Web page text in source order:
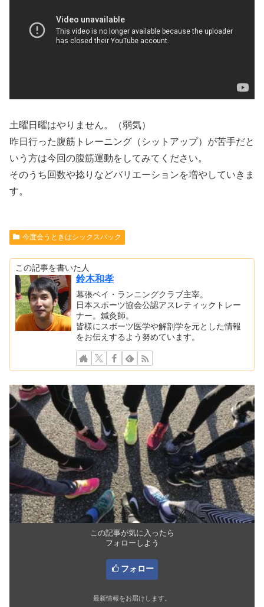
土曜日曜はやりません。（弱気）
昨日行った腹筋トレーニング（シットアップ）が苦手だと
いう方は今回の腹筋運動をしてみてください。
そのうち回数や捻りなどバリエーションを増やしていきま
す。
今度会うときはシックスパック
この記事を書いた人
鈴木和孝
幕張ベイ・ランニングクラブ主宰。
日本スポーツ協会公認アスレティックトレー
ナー。鍼灸師。
皆様にスポーツ医学や解剖学を元とした情報
をお伝えするよう努めています。
この記事が気に入ったら
フォローしよう
フォロー
最新情報をお届けします。